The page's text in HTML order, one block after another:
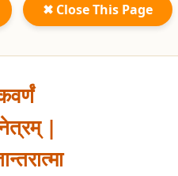
✖ Close This Page
|